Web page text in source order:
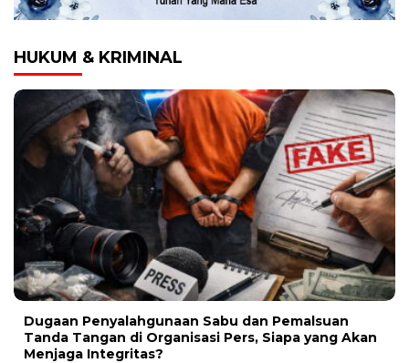
HUKUM & KRIMINAL
Dugaan Penyalahgunaan Sabu dan Pemalsuan
Tanda Tangan di Organisasi Pers, Siapa yang Akan
Menjaga Integritas?